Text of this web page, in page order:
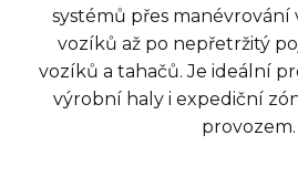
systémů přes manévrování
vozíků až po nepřetržitý
vozíků a tahačů. Je ideální
výrobní haly i expediční
provozem.